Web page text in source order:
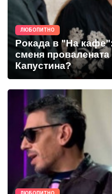
ЛЮБОПИТНО
Рокада в "На
сменя провалената
Капустина?